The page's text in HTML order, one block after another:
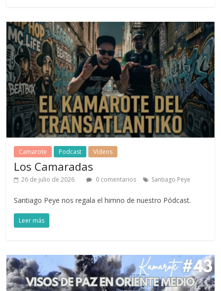
Camarote Podcast Vídeos
Los Camaradas
26 de julio de 2026 0 comentarios Santiago Peye
Santiago Peye nos regala el himno de nuestro Pódcast.
Leer más